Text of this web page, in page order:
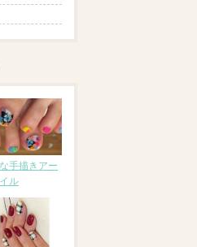
手描きアー
ル